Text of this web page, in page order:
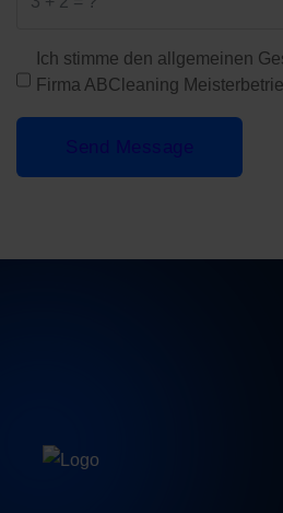
Ich stimme den allgemeinen
Firma ABCleaning
Send Message